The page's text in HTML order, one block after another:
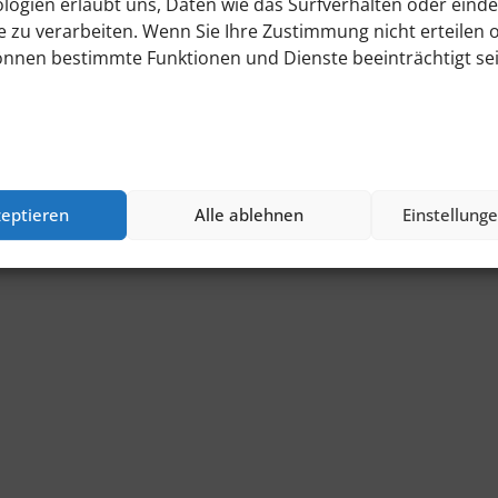
zu verarbeiten. Wenn Sie Ihre Zustimmung nicht erteilen
bestimmte Funktionen und Dienste beeinträchtigt
Alle ablehnen
mail@neckardraht.de